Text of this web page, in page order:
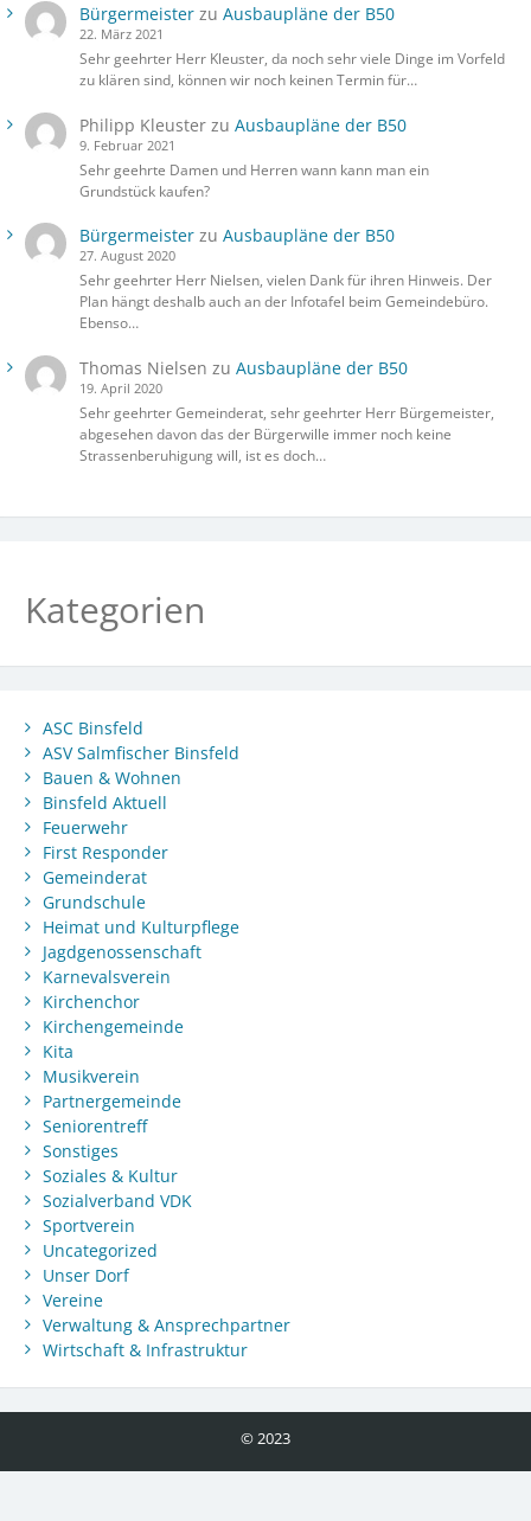
Bürgermeisterzu Ausbaupläne der B50
22. März 2021
Sehr geehrter Herr Kleuster, da noch sehr viele Dinge im Vorfeld
zu klären sind, können wir noch keinen Termin für…
Philipp Kleusterzu Ausbaupläne der B50
9. Februar 2021
Sehr geehrte Damen und Herren wann kann man ein
Grundstück kaufen?
Bürgermeisterzu Ausbaupläne der B50
27. August 2020
Sehr geehrter Herr Nielsen, vielen Dank für ihren Hinweis. Der
Plan hängt deshalb auch an der Infotafel beim Gemeindebüro.
Ebenso…
Thomas Nielsen zu Ausbaupläne der B50
19. April 2020
Sehr geehrter Gemeinderat, sehr geehrter Herr Bürgemeister,
abgesehen davon das der Bürgerwille immer noch keine
Strassenberuhigung will, ist es doch…
Kategorien
ASC Binsfeld
ASV Salmfischer Binsfeld
Bauen & Wohnen
Binsfeld Aktuell
Feuerwehr
First Responder
Gemeinderat
Grundschule
Heimat und Kulturpflege
Jagdgenossenschaft
Karnevalsverein
Kirchenchor
Kirchengemeinde
Kita
Musikverein
Partnergemeinde
Seniorentreff
Sonstiges
Soziales & Kultur
Sozialverband VDK
Sportverein
Uncategorized
Unser Dorf
Vereine
Verwaltung & Ansprechpartner
Wirtschaft & Infrastruktur
© 2023